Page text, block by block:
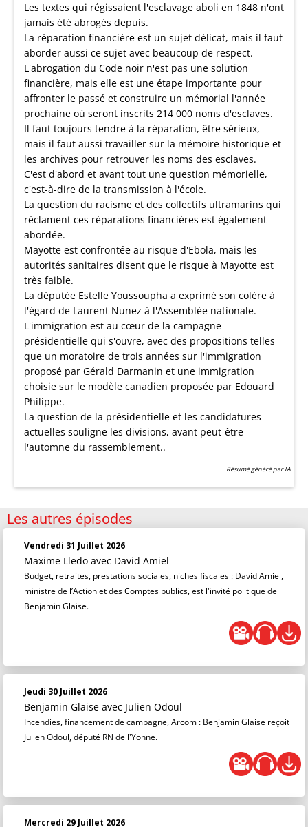
Les textes qui régissaient l'esclavage aboli en 1848 n'ont
jamais été abrogés depuis.
La réparation financière est un sujet délicat, mais il faut
aborder aussi ce sujet avec beaucoup de respect.
L'abrogation du Code noir n'est pas une solution
financière, mais elle est une étape importante pour
affronter le passé et construire un mémorial l'année
prochaine où seront inscrits 214 000 noms d'esclaves.
Il faut toujours tendre à la réparation, être sérieux,
mais il faut aussi travailler sur la mémoire historique et
les archives pour retrouver les noms des esclaves.
C'est d'abord et avant tout une question mémorielle,
c'est-à-dire de la transmission à l'école.
La question du racisme et des collectifs ultramarins qui
réclament ces réparations financières est également
abordée.
Mayotte est confrontée au risque d'Ebola, mais les
autorités sanitaires disent que le risque à Mayotte est
très faible.
La députée Estelle Youssoupha a exprimé son colère à
l'égard de Laurent Nunez à l'Assemblée nationale.
L'immigration est au cœur de la campagne
présidentielle qui s'ouvre, avec des propositions telles
que un moratoire de trois années sur l'immigration
proposé par Gérald Darmanin et une immigration
choisie sur le modèle canadien proposée par Edouard
Philippe.
La question de la présidentielle et les candidatures
actuelles souligne les divisions, avant peut-être
l'automne du rassemblement..
Résumé généré par IA
Les autres épisodes
Vendredi 31 Juillet 2026
Maxime Lledo avec David Amiel
Budget, retraites, prestations sociales, niches fiscales : David Amiel,
ministre de l’Action et des Comptes publics, est l'invité politique de
Benjamin Glaise.
Jeudi 30 Juillet 2026
Benjamin Glaise avec Julien Odoul
Incendies, financement de campagne, Arcom : Benjamin Glaise reçoit
Julien Odoul, député RN de l'Yonne.
Mercredi 29 Juillet 2026